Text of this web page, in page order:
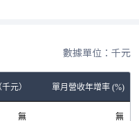
數據單位：千元
元） 單月營收年增率 (%)
無 無